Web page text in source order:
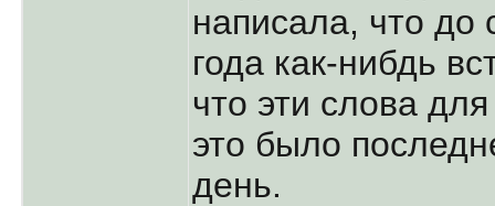
написала, что до
года как-нибдь
что эти слова
это было
день.